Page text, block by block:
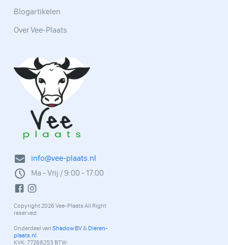
info@vee-plaats.nl
Ma - Vrij / 9:00 - 17:00
Copyright 2026 Vee-Plaats All Right
reserved
Onderdeel van Shadow BV& Dieren-
plaats.nl
KVK: 77268253 BTW:
Blogartikelen
Over Vee-Plaats